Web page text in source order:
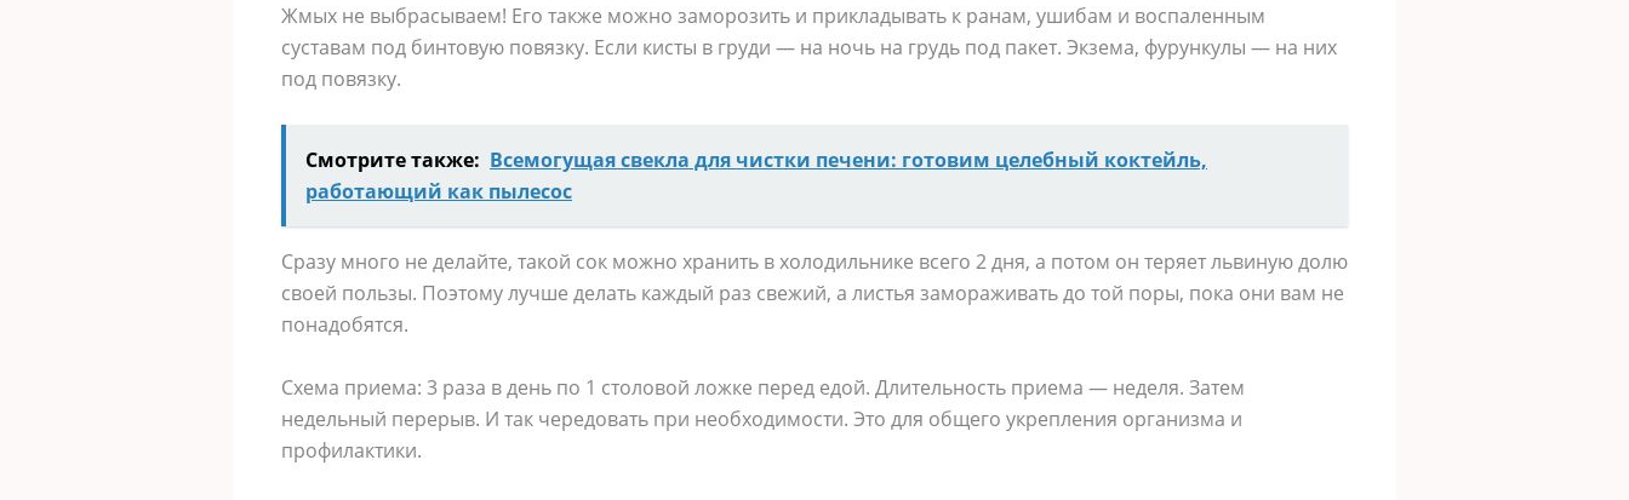
Жмых не выбрасываем! Его также можно заморозить и прикладывать к ранам, ушибам и воспаленным
суставам под бинтовую повязку. Если кисты в груди — на ночь на грудь под пакет. Экзема, фурункулы — на них
под повязку.
Смотрите также: Всемогущая свекла для чистки печени: готовим целебный коктейль,
работающий как пылесос
Сразу много не делайте, такой сок можно хранить в холодильнике всего 2 дня, а потом он теряет львиную долю
своей пользы. Поэтому лучше делать каждый раз свежий, а листья замораживать до той поры, пока они вам не
понадобятся.
Схема приема: 3 раза в день по 1 столовой ложке перед едой. Длительность приема — неделя. Затем
недельный перерыв. И так чередовать при необходимости. Это для общего укрепления организма и
профилактики.